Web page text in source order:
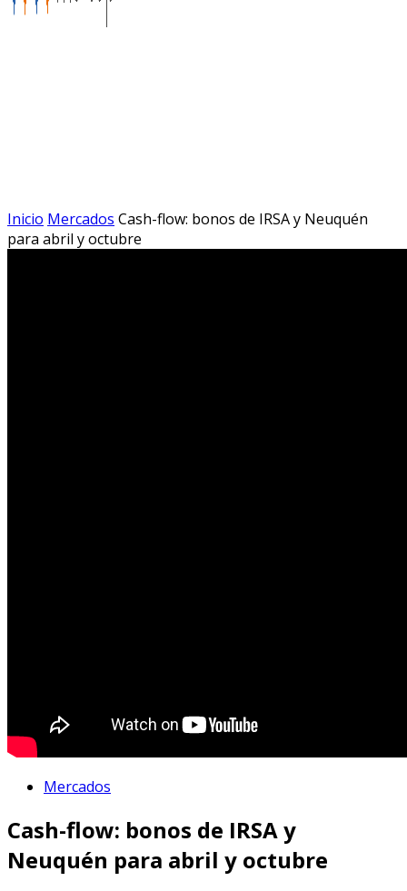
Inicio Mercados Cash-flow: bonos de IRSA y Neuquén
para abril y octubre
Mercados
Cash-flow: bonos de IRSA y
Neuquén para abril y octubre